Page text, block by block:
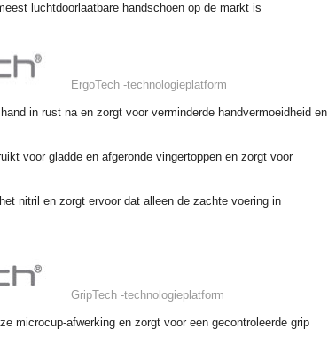
luchtdoorlaatbare handschoen op de markt is
ErgoTech -technologieplatform
in rust na en zorgt voor verminderde handvermoeidheid en
voor gladde en afgeronde vingertoppen en zorgt voor
nitril en zorgt ervoor dat alleen de zachte voering in
GripTech -technologieplatform
microcup-afwerkingen zorgt voor een gecontroleerde grip